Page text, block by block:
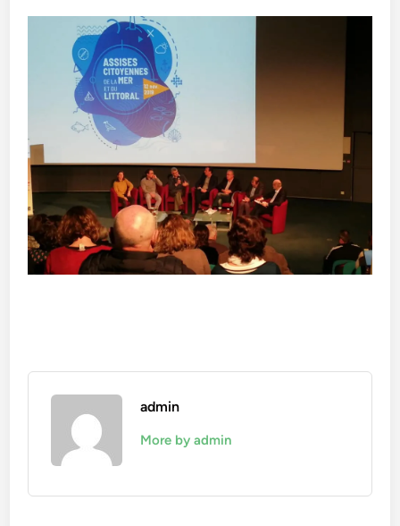
admin
More by admin